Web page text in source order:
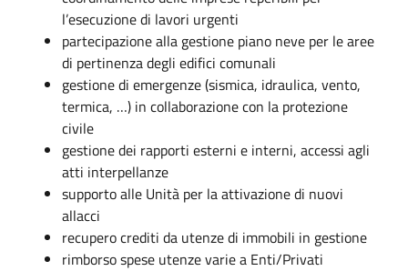
l’esecuzione di lavori urgenti
partecipazione alla gestione piano neve per le aree
di pertinenza degli edifici comunali
gestione di emergenze (sismica, idraulica, vento,
termica, …) in collaborazione con la protezione
civile
gestione dei rapporti esterni e interni, accessi agli
atti interpellanze
supporto alle Unità per la attivazione di nuovi
allacci
recupero crediti da utenze di immobili in gestione
rimborso spese utenze varie a Enti/Privati